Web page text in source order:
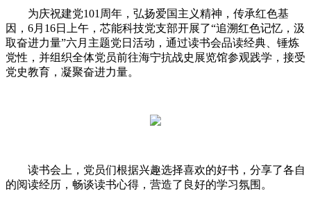
为庆祝建党101周年，弘扬爱国主义精神，传承红色基
因，6月16日上午，芯能科技党支部开展了“追溯红色记忆，汲
取奋进力量”六月主题党日活动，通过读书会品读经典、锤炼
党性，并组织全体党员前往海宁抗战史展览馆参观践学，接受
党史教育，凝聚奋进力量。
读书会上，党员们根据兴趣选择喜欢的好书，分享了各自
的阅读经历，畅谈读书心得，营造了良好的学习氛围。